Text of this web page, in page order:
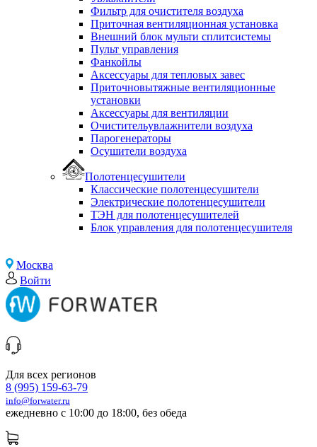
Фильтр для очистителя воздуха
Приточная вентиляционная установка
Внешний блок мульти сплитсистемы
Пульт управления
Фанкойлы
Аксессуары для тепловых завес
Приточновытяжные вентиляционные
установки
Аксессуары для вентиляции
Очистительувлажнители воздуха
Парогенераторы
Осушители воздуха
Полотенцесушители
Классические полотенцесушители
Электрические полотенцесушители
ТЭН для полотенцесушителей
Блок управления для полотенцесушителя
Москва
Войти
Для всех регионов
8 (995) 159-63-79
info@forwater.ru
ежедневно с 10:00 до 18:00, без обеда